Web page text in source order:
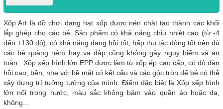
Xốp Art là đồ chơi dạng hạt xốp được nén chặt tạo thành các khối
lắp ghép cho các bé. Sản phẩm có khả năng chịu nhiệt cao (từ -4
đến +130 độ), có khả năng đang hồi tốt, hấp thụ tác động tốt nên dù
các bé quăng ném hay va đập cũng không gây nguy hiểm và an
toàn. Xốp xếp hình lớn EPP được làm từ xốp ép cao cấp, có độ đàn
hồi cao, bền, nhẹ với bề mặt có kết cấu và các góc tròn để bé có thể
xây dựng trí tưởng tưởng của mình. Điểm đặc biệt là Xốp xếp hình
lớn nổi trong nước, màu sắc không bám vào quần áo hoặc da,
không...